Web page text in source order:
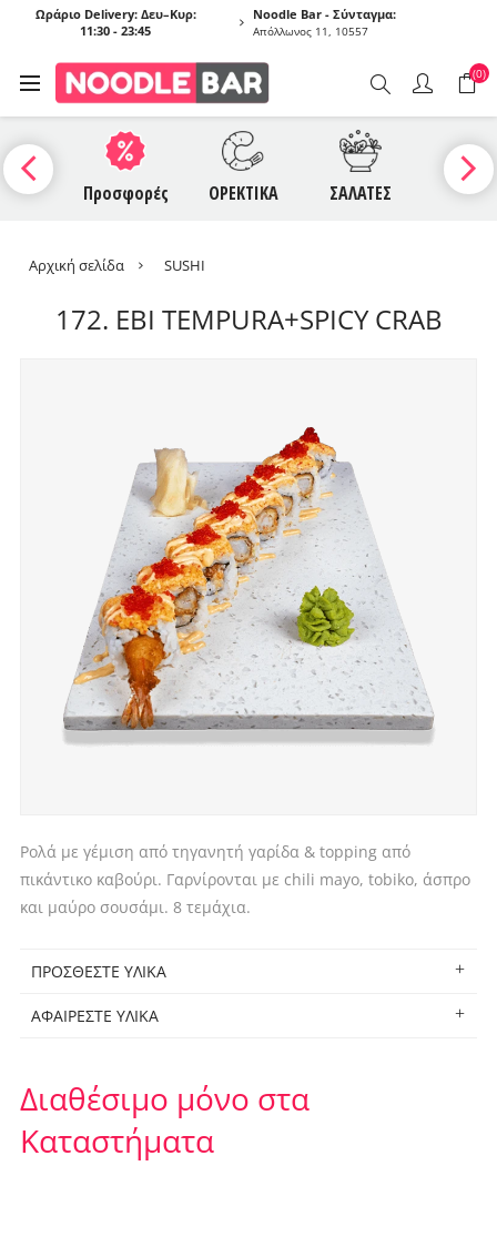
Ωράριο Delivery: Δευ–Κυρ:
11:30 - 23:45
Noodle Bar - Σύνταγμα:
Απόλλωνος 11, 10557
(0)
Προσφορές ΟΡΕΚΤΙΚΑ ΣΑΛΑΤΕΣ
Αρχική σελίδα SUSHI
172. EBI TEMPURA+SPICY CRAB
Ρολά με γέμιση από τηγανητή γαρίδα & topping από
πικάντικο καβούρι. Γαρνίρονται με chili mayo, tobiko, άσπρο
και μαύρο σουσάμι. 8 τεμάχια.
ΠΡΟΣΘΕΣΤΕ ΥΛΙΚΑ
ΑΦΑΙΡΕΣΤΕ ΥΛΙΚΑ
Διαθέσιμο μόνο στα
Καταστήματα